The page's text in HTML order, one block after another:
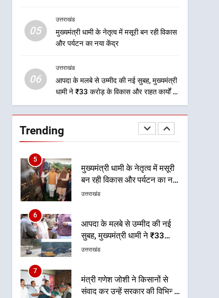
05
उत्तराखंड
मुख्यमंत्री धामी के नेतृत्व में मसूरी बन रही विकास
और पर्यटन का नया केंद्र
06
उत्तराखंड
आपदा के मलबे से उम्मीद की नई सुबह, मुख्यमंत्री
धामी ने ₹33 करोड़ के विकास और राहत कार्यों से
Trending
मिलेगी रफ्तार
उत्तराखंड
टनकपुर एक्सप्रेस का ठहराव हुआ
स्वीकृत
उत्तराखंड
4
मुख्यमंत्री धामी के कुशल नेतृत्व में
कांवड़ यात्रा में सुरक्षा, स्वास्थ्य और
आपातकालीन सेवाओं की बनी
5
मुख्यमंत्री धामी के नेतृत्व में मसूरी
बन रही विकास और पर्यटन का नया
केंद्र
उत्तराखंड
6
आपदा के मलबे से उम्मीद की नई
सुबह, मुख्यमंत्री धामी ने ₹33
करोड़ के विकास और राहत कार्यों
उत्तराखंड
7
मंत्री गणेश जोशी ने किसानों से
संवाद कर उन्हें सरकार की विभिन्न